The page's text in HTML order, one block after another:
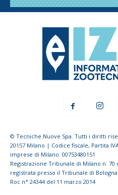
© Tecniche Nuove Spa. Tutti i diritti
20157 Milano | Codice fiscale, Partita
imprese di Milano: 00753480151
Registrazione Tribunale di Milano n.
registrata presso il Tribunale di Bologna
Roc n° 24344 del 11 marzo 2014